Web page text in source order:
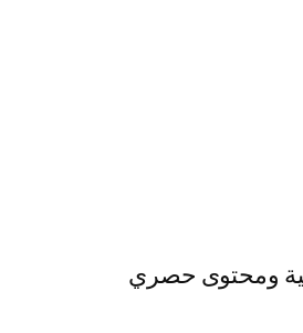
ومحتوى حصري